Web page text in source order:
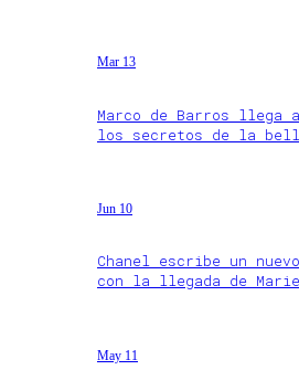
Mar 13
Marco de Barros llega
los secretos de la
Jun 10
Chanel escribe un
con la llegada de
May 11